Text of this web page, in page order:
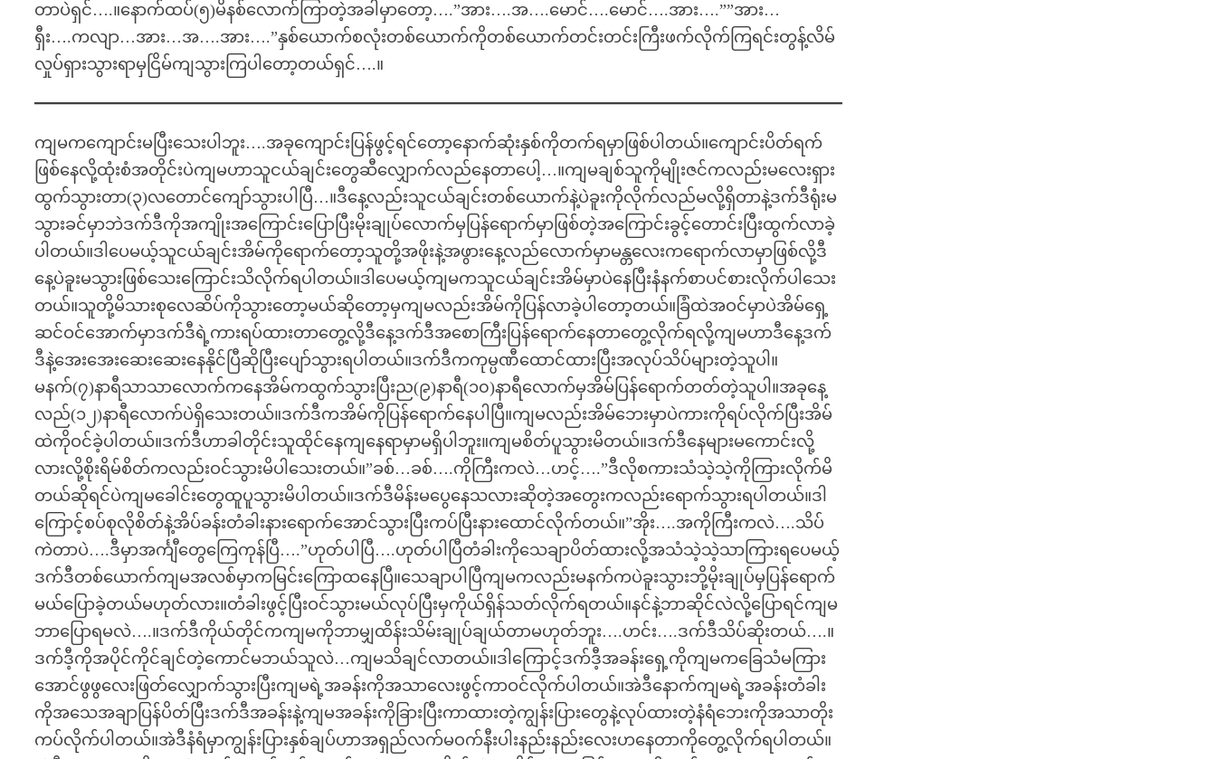
တာပဲရှင်….။နောက်ထပ်(၅)မိနစ်လောက်ကြာတဲ့အခါမှာတော့….”အား….အ….မောင်….မောင်….အား….””အား…
ရှီး….ကလျာ…အား…အ….အား….”နှစ်ယောက်စလုံးတစ်ယောက်ကိုတစ်ယောက်တင်းတင်းကြီးဖက်လိုက်ကြရင်းတွန့်လိမ်
လှုပ်ရှားသွားရာမှငြိမ်ကျသွားကြပါတော့တယ်ရှင်….။
ကျမကကျောင်းမပြီးသေးပါဘူး….အခုကျောင်းပြန်ဖွင့်ရင်တော့နောက်ဆုံးနှစ်ကိုတက်ရမှာဖြစ်ပါတယ်။ကျောင်းပိတ်ရက်
ဖြစ်နေလို့ထုံးစံအတိုင်းပဲကျမဟာသူငယ်ချင်းတွေဆီလျှောက်လည်နေတာပေါ့…။ကျမချစ်သူကိုမျိုးဇင်ကလည်းမလေးရှား
ထွက်သွားတာ(၃)လတောင်ကျော်သွားပါပြီ…။ဒီနေ့လည်းသူငယ်ချင်းတစ်ယောက်နဲ့ပဲခူးကိုလိုက်လည်မလို့ရှိတာနဲ့ဒက်ဒီရုံးမ
သွားခင်မှာဘဲဒက်ဒီကိုအကျိုးအကြောင်းပြောပြီးမိုးချုပ်လောက်မှပြန်ရောက်မှာဖြစ်တဲ့အကြောင်းခွင့်တောင်းပြီးထွက်လာခဲ့
ပါတယ်။ဒါပေမယ့်သူငယ်ချင်းအိမ်ကိုရောက်တော့သူတို့အဖိုးနဲ့အဖွားနေ့လည်လောက်မှာမန္တလေးကရောက်လာမှာဖြစ်လို့ဒီ
နေ့ပဲခူးမသွားဖြစ်သေးကြောင်းသိလိုက်ရပါတယ်။ဒါပေမယ့်ကျမကသူငယ်ချင်းအိမ်မှာပဲနေပြီးနံနက်စာပင်စားလိုက်ပါသေး
တယ်။သူတို့မိသားစုလေဆိပ်ကိုသွားတော့မယ်ဆိုတော့မှကျမလည်းအိမ်ကိုပြန်လာခဲ့ပါတော့တယ်။ခြံထဲအဝင်မှာပဲအိမ်ရှေ့
ဆင်ဝင်အောက်မှာဒက်ဒီရဲ့ကားရပ်ထားတာတွေ့လို့ဒီနေ့ဒက်ဒီအစောကြီးပြန်ရောက်နေတာတွေ့လိုက်ရလို့ကျမဟာဒီနေ့ဒက်
ဒီနဲ့အေးအေးဆေးဆေးနေနိုင်ပြီဆိုပြီးပျော်သွားရပါတယ်။ဒက်ဒီကကုမ္ပဏီထောင်ထားပြီးအလုပ်သိပ်များတဲ့သူပါ။
မနက်(၇)နာရီသာသာလောက်ကနေအိမ်ကထွက်သွားပြီးည(၉)နာရီ(၁၀)နာရီလောက်မှအိမ်ပြန်ရောက်တတ်တဲ့သူပါ။အခုနေ့
လည်(၁၂)နာရီလောက်ပဲရှိသေးတယ်။ဒက်ဒီကအိမ်ကိုပြန်ရောက်နေပါပြီ။ကျမလည်းအိမ်ဘေးမှာပဲကားကိုရပ်လိုက်ပြီးအိမ်
ထဲကိုဝင်ခဲ့ပါတယ်။ဒက်ဒီဟာခါတိုင်းသူထိုင်နေကျနေရာမှာမရှိပါဘူး။ကျမစိတ်ပူသွားမိတယ်။ဒက်ဒီနေများမကောင်းလို့
လားလို့စိုးရိမ်စိတ်ကလည်းဝင်သွားမိပါသေးတယ်။”ခစ်…ခစ်….ကိုကြီးကလဲ…ဟင့်….”ဒီလိုစကားသံသဲ့သဲ့ကိုကြားလိုက်မိ
တယ်ဆိုရင်ပဲကျမခေါင်းတွေထူပူသွားမိပါတယ်။ဒက်ဒီမိန်းမပွေနေသလားဆိုတဲ့အတွေးကလည်းရောက်သွားရပါတယ်။ဒါ
ကြောင့်စပ်စုလိုစိတ်နဲ့အိပ်ခန်းတံခါးနားရောက်အောင်သွားပြီးကပ်ပြီးနားထောင်လိုက်တယ်။”အိုး….အကိုကြီးကလဲ….သိပ်
ကဲတာပဲ….ဒီမှာအင်္ကျီတွေကြေကုန်ပြီ….”ဟုတ်ပါပြီ….ဟုတ်ပါပြီတံခါးကိုသေချာပိတ်ထားလို့အသံသဲ့သဲ့သာကြားရပေမယ့်
ဒက်ဒီတစ်ယောက်ကျမအလစ်မှာကမြင်းကြောထနေပြီ။သေချာပါပြီကျမကလည်းမနက်ကပဲခူးသွားဘို့မိုးချုပ်မှပြန်ရောက်
မယ်ပြောခဲ့တယ်မဟုတ်လား။တံခါးဖွင့်ပြီးဝင်သွားမယ်လုပ်ပြီးမှကိုယ်ရှိန်သတ်လိုက်ရတယ်။နင်နဲ့ဘာဆိုင်လဲလို့ပြောရင်ကျမ
ဘာပြောရမလဲ….။ဒက်ဒီကိုယ်တိုင်ကကျမကိုဘာမျှထိန်းသိမ်းချုပ်ချယ်တာမဟုတ်ဘူး….ဟင်း….ဒက်ဒီသိပ်ဆိုးတယ်….။
ဒက်ဒီ့ကိုအပိုင်ကိုင်ချင်တဲ့ကောင်မဘယ်သူလဲ…ကျမသိချင်လာတယ်။ဒါကြောင့်ဒက်ဒီ့အခန်းရှေ့ကိုကျမကခြေသံမကြား
အောင်ဖွဖွလေးဖြတ်လျှောက်သွားပြီးကျမရဲ့အခန်းကိုအသာလေးဖွင့်ကာဝင်လိုက်ပါတယ်။အဲဒီနောက်ကျမရဲ့အခန်းတံခါး
ကိုအသေအချာပြန်ပိတ်ပြီးဒက်ဒီအခန်းနဲ့ကျမအခန်းကိုခြားပြီးကာထားတဲ့ကျွန်းပြားတွေနဲ့လုပ်ထားတဲ့နံရံဘေးကိုအသာတိုး
ကပ်လိုက်ပါတယ်။အဲဒီနံရံမှာကျွန်းပြားနှစ်ချပ်ဟာအရှည်လက်မဝက်နီးပါးနည်းနည်းလေးဟနေတာကိုတွေ့လိုက်ရပါတယ်။